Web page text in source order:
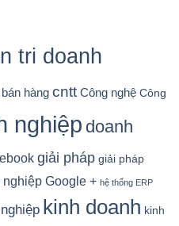
tri doanh
bán hàng cntt Công nghệ Công
nghiệp doanh
giải pháp giải pháp
nghiệp Google + hệ thống ERP
kinh doanh kinh